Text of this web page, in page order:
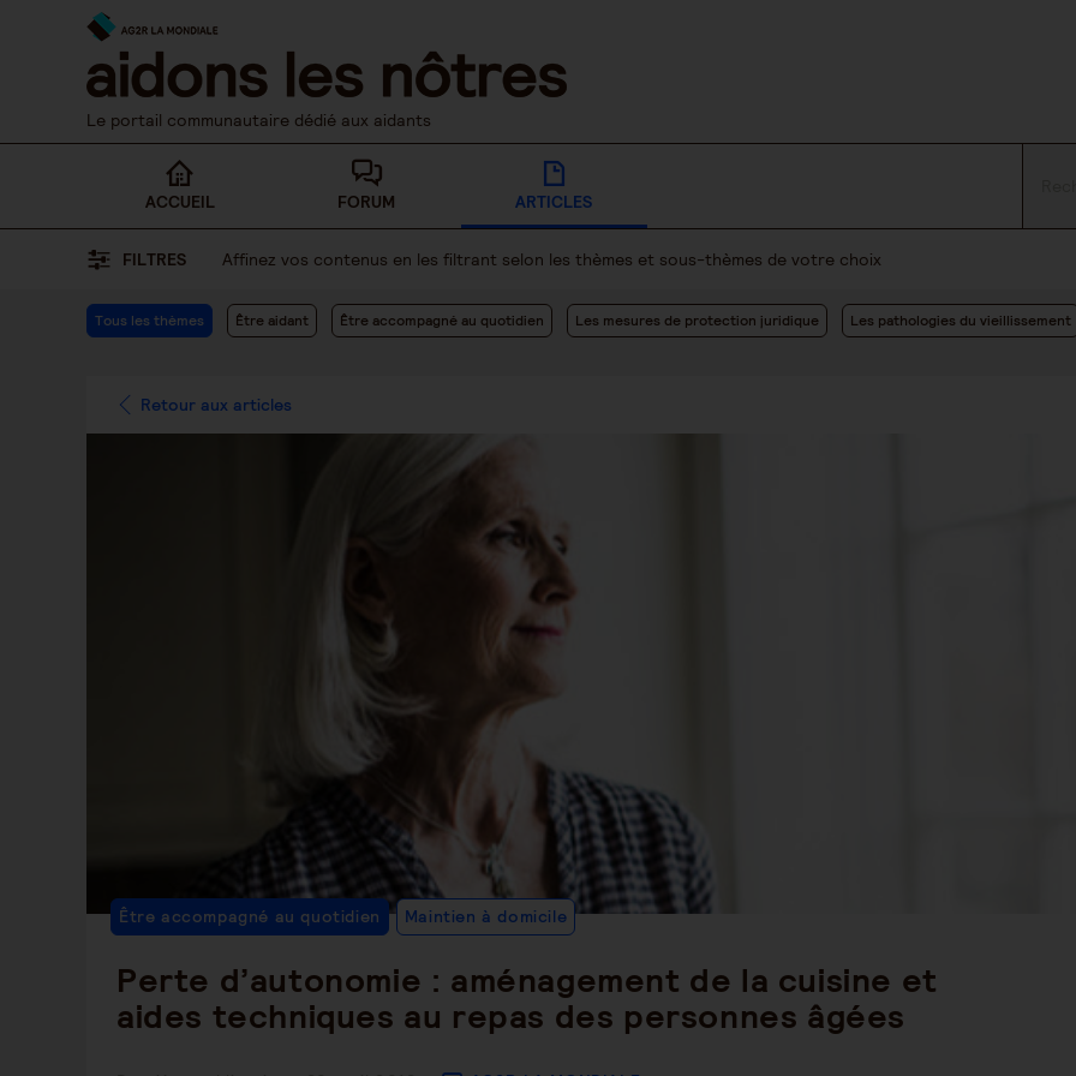
Le portail communautaire dédié aux aidants
ACCUEIL FORUM ARTICLES
FILTRES Affinez vos contenus en les filtrant selon les thèmes et sous-thèmes de votre choix
Tous les thèmes Être aidant Être accompagné au quotidien Les mesures de protection juridique Les pathologies du vieillissement
Retour aux articles
Perte d’autonomie : aménagement de la cuisine et
aides techniques au repas des personnes âgées
Post
Être accompagné au quotidien Maintien à domicile